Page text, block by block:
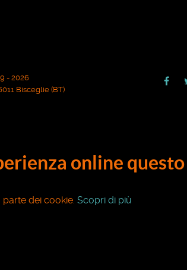
- 2026
Bisceglie (BT)
online
dei cookie. Scopri di più